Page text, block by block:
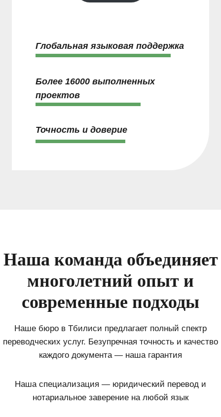
Глобальная языковая поддержка
Более 16000 выполненных
проектов
Точность и доверие
Наша команда объединяет
многолетний опыт и
современные подходы
Наше бюро в Тбилиси предлагает полный спектр
переводческих услуг. Безупречная точность и качество
каждого документа — наша гарантия
Наша специализация — юридический перевод и
нотариальное заверение на любой язык